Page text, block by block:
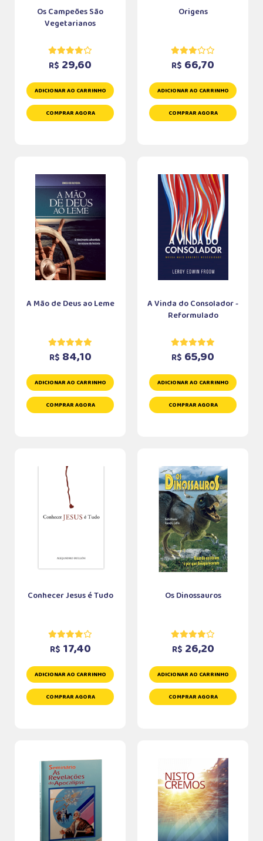
Os Campeões São
Vegetarianos
R$ 29,60
ADICIONAR AO CARRINHO
COMPRAR AGORA
Origens
R$ 66,70
ADICIONAR AO CARRINHO
COMPRAR AGORA
A Mão de Deus ao Leme
R$ 84,10
ADICIONAR AO CARRINHO
COMPRAR AGORA
A Vinda do Consolador -
Reformulado
R$ 65,90
ADICIONAR AO CARRINHO
COMPRAR AGORA
Conhecer Jesus é Tudo
R$ 17,40
ADICIONAR AO CARRINHO
COMPRAR AGORA
Os Dinossauros
R$ 26,20
ADICIONAR AO CARRINHO
COMPRAR AGORA